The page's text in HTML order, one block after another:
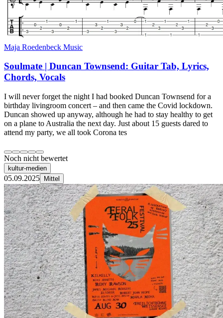
Maja Roedenbeck Music
Soulmate | Duncan Townsend: Guitar Tab, Lyrics,
Chords, Vocals
I will never forget the night I had booked Duncan Townsend for a
birthday livingroom concert – and then came the Covid lockdown.
Duncan showed up anyway, although he had to stay healthy to get
on a plane to Australia the next day. Just about 15 guests dared to
attend my party, we all took Corona tes
Noch nicht bewertet
kultur-medien
05.09.2025 Mittel